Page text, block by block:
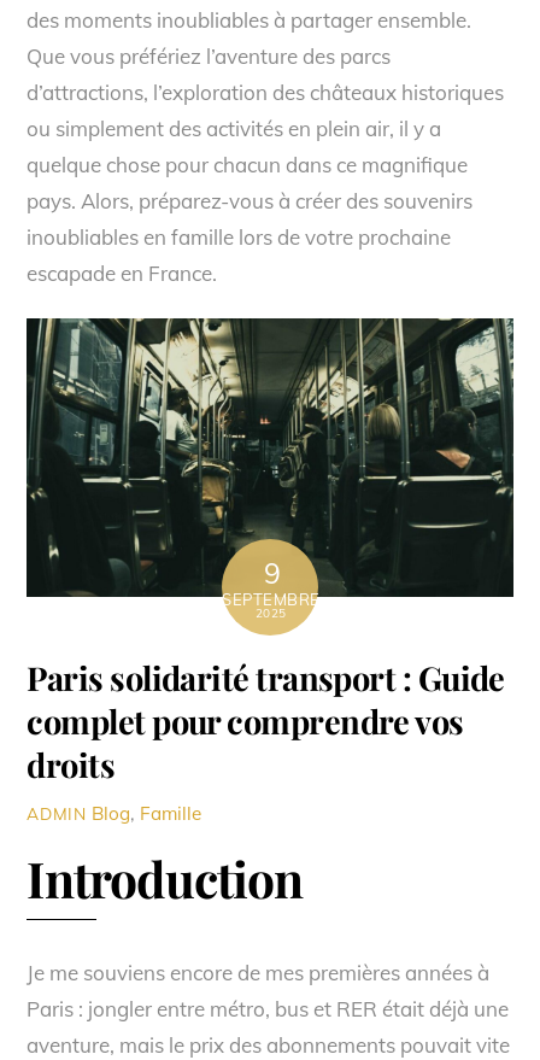
des moments inoubliables à partager ensemble.
Que vous préfériez l’aventure des parcs
d’attractions, l’exploration des châteaux historiques
ou simplement des activités en plein air, il y a
quelque chose pour chacun dans ce magnifique
pays. Alors, préparez-vous à créer des souvenirs
inoubliables en famille lors de votre prochaine
escapade en France.
9
SEPTEMBRE
2025
Paris solidarité transport : Guide
complet pour comprendre vos
droits
ADMIN Blog, Famille
Introduction
Je me souviens encore de mes premières années à
Paris : jongler entre métro, bus et RER était déjà une
aventure, mais le prix des abonnements pouvait vite